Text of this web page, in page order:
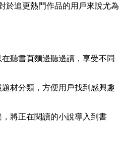
於追更熱門作品的用戶來說尤為
聽書頁麵邊聽邊讀，享受不同
材分類，方便用戶找到感興趣
將正在閱讀的小說導入到書